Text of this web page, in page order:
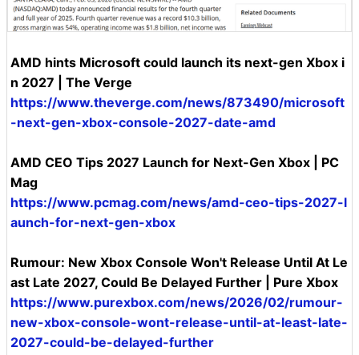
AMD hints Microsoft could launch its next-gen Xbox i
n 2027 | The Verge
https://www.theverge.com/news/873490/microsoft
-next-gen-xbox-console-2027-date-amd
AMD CEO Tips 2027 Launch for Next-Gen Xbox | PC
Mag
https://www.pcmag.com/news/amd-ceo-tips-2027-l
aunch-for-next-gen-xbox
Rumour: New Xbox Console Won't Release Until At Le
ast Late 2027, Could Be Delayed Further | Pure Xbox
https://www.purexbox.com/news/2026/02/rumour-
new-xbox-console-wont-release-until-at-least-late-
2027-could-be-delayed-further